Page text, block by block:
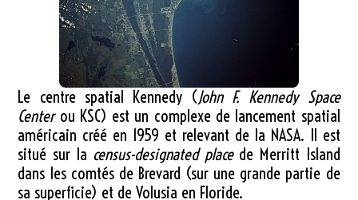
Le centre spatial Kennedy (John F. Kennedy Space
Centerou KSC) est un complexe de lancement spatial
américain créé en 1959 et relevant de la NASA. Il est
situé sur la census-designated placede Merritt Island
dans les comtés de Brevard (sur une grande partie de
sa superficie) et de Volusia en Floride.